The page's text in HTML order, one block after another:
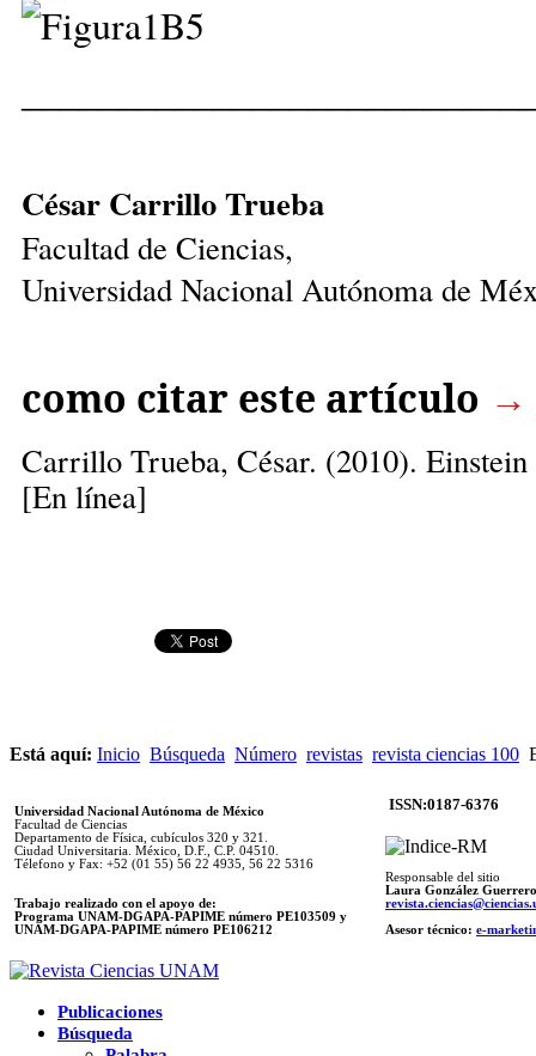
César Carrillo Trueba
Facultad de Ciencias,
Universidad Nacional Autónoma de
como citar este artículo →
Carrillo Trueba, César. (2010).
[En línea]
Está aquí: Inicio Búsqueda Número revistas revista ciencias 100
Universidad Nacional Autónoma de México
Facultad de Ciencias
Departamento de Física, cubículos 320 y 321.
Ciudad Universitaria. México, D.F., C.P. 04510.
Télefono y Fax: +52 (01 55) 56 22 4935, 56 22 5316
Trabajo realizado con el apoyo de:
Programa UNAM-DGAPA-PAPIME número PE103509 y
UNAM-DGAPA-PAPIME número PE106212
ISSN:0187-6376
Responsable del sitio
Laura González Guerrero
Asesor técnico: e-
Publicaciones
Búsqueda